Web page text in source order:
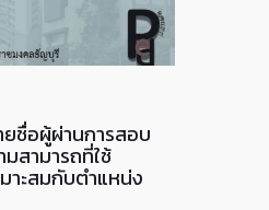
ยชื่อผู้ผ่านการสอบ
สามารถที่ใช้
าะสมกับตำแหน่ง